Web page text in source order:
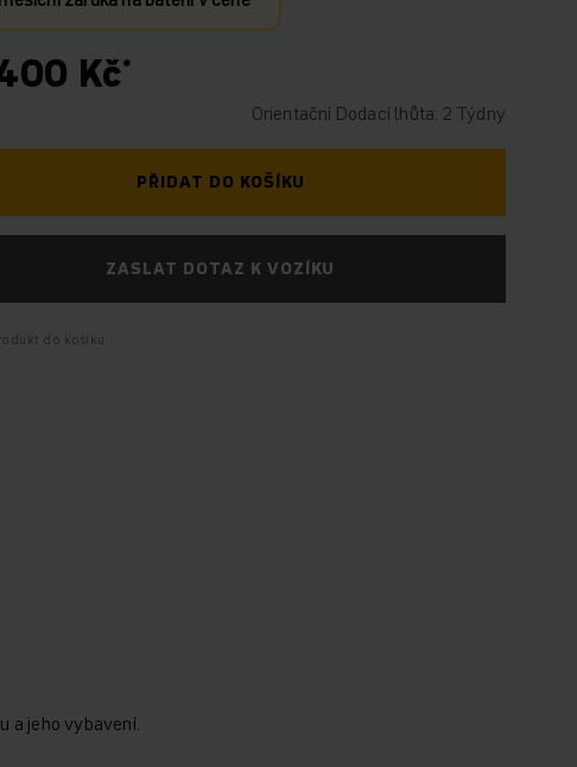
Kč
Orientační Dodací lhůta: 2 Týdny
PŘIDAT DO KOŠÍKU
ZASLAT DOTAZ K VOZÍKU
do košíku
a jeho vybavení.